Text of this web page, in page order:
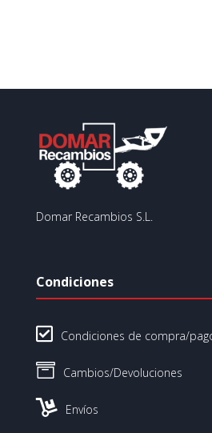
Domar Recambios S.L.
Condiciones
 Condiciones de compra/
 Cambios/Devoluciones
 Envíos